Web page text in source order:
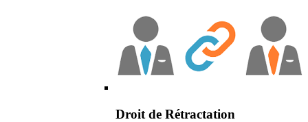
Droit de Rétractation